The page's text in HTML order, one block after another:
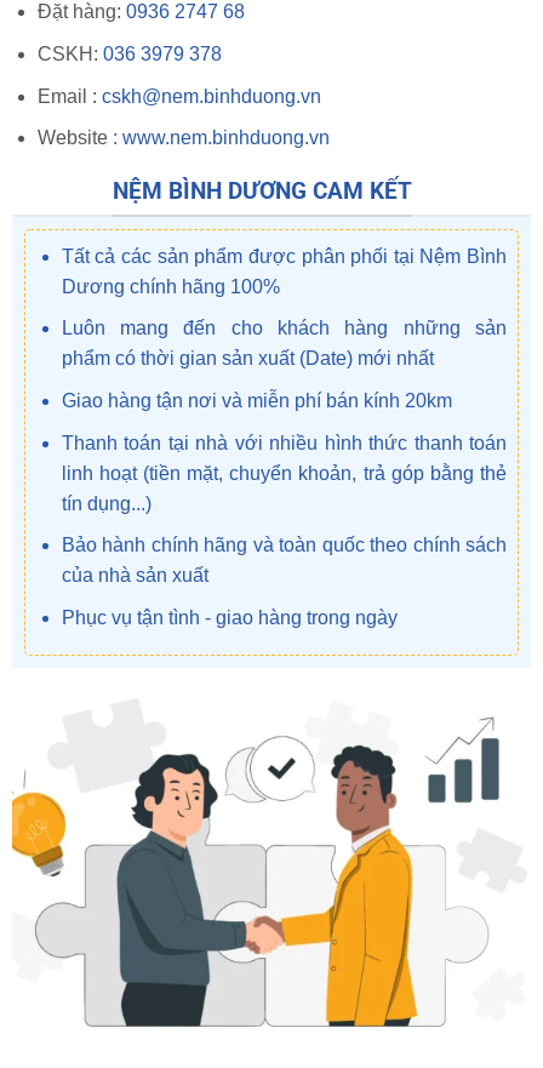
Đặt hàng: 0936 2747 68
CSKH: 036 3979 378
Email : cskh@nem.binhduong.vn
Website : www.nem.binhduong.vn
NỆM BÌNH DƯƠNG CAM KẾT
Tất cả các sản phẩm được phân phối tại Nệm Bình
Dương chính hãng 100%
Luôn mang đến cho khách hàng những sản
phẩm có thời gian sản xuất (Date) mới nhất
Giao hàng tận nơi và miễn phí bán kính 20km
Thanh toán tại nhà với nhiều hình thức thanh toán
linh hoạt (tiền mặt, chuyển khoản, trả góp bằng thẻ
tín dụng...)
Bảo hành chính hãng và toàn quốc theo chính sách
của nhà sản xuất
Phục vụ tận tình - giao hàng trong ngày